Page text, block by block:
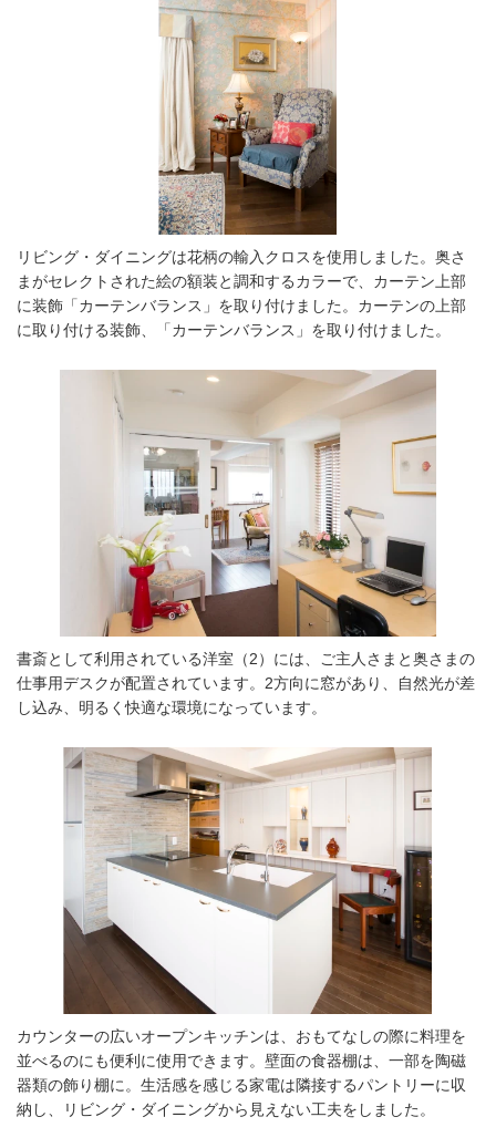
リビング・ダイニングは花柄の輸⼊クロスを使⽤しました。奥さ
まがセレクトされた絵の額装と調和するカラーで、カーテン上部
に装飾「カーテンバランス」を取り付けました。カーテンの上部
に取り付ける装飾、「カーテンバランス」を取り付けました。
書斎として利⽤されている洋室（2）には、ご主⼈さまと奥さまの
仕事⽤デスクが配置されています。2⽅向に窓があり、⾃然光が差
し込み、明るく快適な環境になっています。
カウンターの広いオープンキッチンは、おもてなしの際に料理を
並べるのにも便利に使⽤できます。壁⾯の⾷器棚は、⼀部を陶磁
器類の飾り棚に。⽣活感を感じる家電は隣接するパントリーに収
納し、リビング・ダイニングから⾒えない⼯夫をしました。